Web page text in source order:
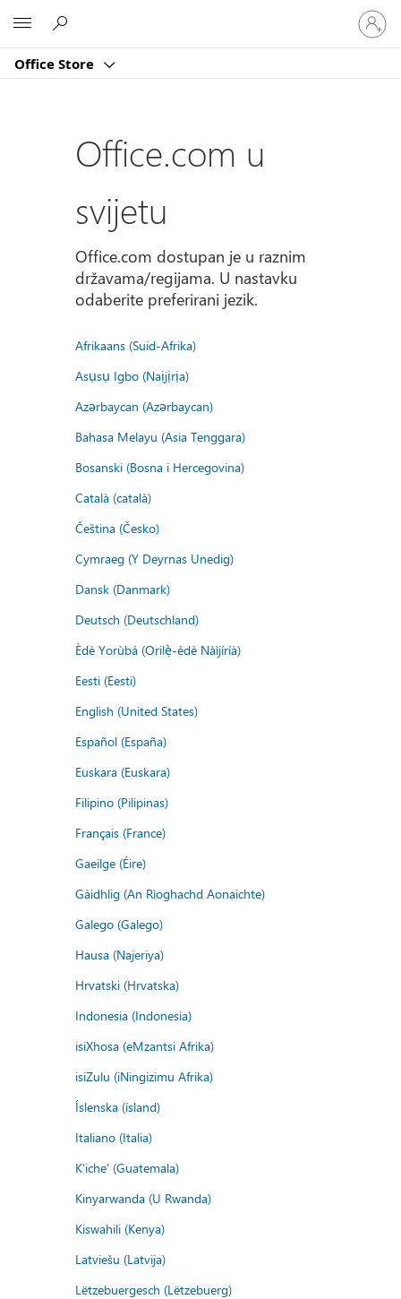
Office Store
Prijavite
se
u
račun
Office.com u
svijetu
Office.com dostupan je u raznim
državama/regijama. U nastavku
odaberite preferirani jezik.
Afrikaans (Suid-Afrika)
Asụsụ Igbo (Naịjịrịa)
Azərbaycan (Azərbaycan)
Bahasa Melayu (Asia Tenggara)
Bosanski (Bosna i Hercegovina)
Català (català)
Čeština (Česko)
Cymraeg (Y Deyrnas Unedig)
Dansk (Danmark)
Deutsch (Deutschland)
Èdè Yorùbá (Orilẹ̀-èdè Nàìjíríà)
Eesti (Eesti)
English (United States)
Español (España)
Euskara (Euskara)
Filipino (Pilipinas)
Français (France)
Gaeilge (Éire)
Gàidhlig (An Rìoghachd Aonaichte)
Galego (Galego)
Hausa (Najeriya)
Hrvatski (Hrvatska)
Indonesia (Indonesia)
isiXhosa (eMzantsi Afrika)
isiZulu (iNingizimu Afrika)
Íslenska (ísland)
Italiano (Italia)
K'iche' (Guatemala)
Kinyarwanda (U Rwanda)
Kiswahili (Kenya)
Latviešu (Latvija)
Lëtzebuergesch (Lëtzebuerg)